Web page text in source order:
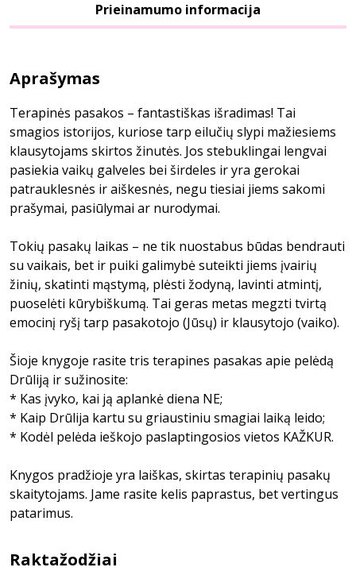
Prieinamumo informacija
Aprašymas
Terapinės pasakos – fantastiškas išradimas! Tai
smagios istorijos, kuriose tarp eilučių slypi mažiesiems
klausytojams skirtos žinutės. Jos stebuklingai lengvai
pasiekia vaikų galveles bei širdeles ir yra gerokai
patrauklesnės ir aiškesnės, negu tiesiai jiems sakomi
prašymai, pasiūlymai ar nurodymai.
Tokių pasakų laikas – ne tik nuostabus būdas bendrauti
su vaikais, bet ir puiki galimybė suteikti jiems įvairių
žinių, skatinti mąstymą, plėsti žodyną, lavinti atmintį,
puoselėti kūrybiškumą. Tai geras metas megzti tvirtą
emocinį ryšį tarp pasakotojo (Jūsų) ir klausytojo (vaiko).
Šioje knygoje rasite tris terapines pasakas apie pelėdą
Drūliją ir sužinosite:
* Kas įvyko, kai ją aplankė diena NE;
* Kaip Drūlija kartu su griaustiniu smagiai laiką leido;
* Kodėl pelėda ieškojo paslaptingosios vietos KAŽKUR.
Knygos pradžioje yra laiškas, skirtas terapinių pasakų
skaitytojams. Jame rasite kelis paprastus, bet vertingus
patarimus.
Raktažodžiai